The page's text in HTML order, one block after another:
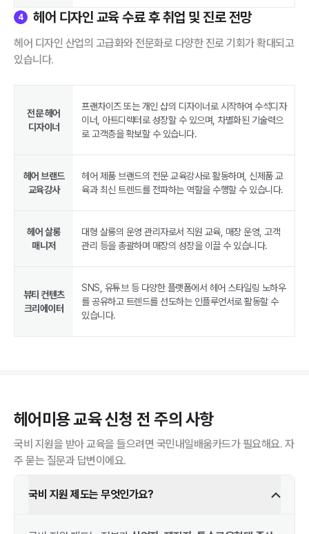
4 헤어 디자인 교육 수료 후 취업 및 진로 전망
헤어 디자인 산업의 고급화와 전문화로 다양한 진로 기회가 확대되고
있습니다.
전문 헤어
디자이너
프랜차이즈 또는 개인 샵의 디자이너로 시작하여 수석디자
이너, 아트디렉터로 성장할 수 있으며, 차별화된 기술력으
로 고객층을 확보할 수 있습니다.
헤어 브랜드
교육강사
헤어 제품 브랜드의 전문 교육강사로 활동하며, 신제품 교
육과 최신 트렌드를 전파하는 역할을 수행할 수 있습니다.
헤어 살롱
매니저
대형 살롱의 운영 관리자로서 직원 교육, 매장 운영, 고객
관리 등을 총괄하며 매장의 성장을 이끌 수 있습니다.
뷰티 컨텐츠
크리에이터
SNS, 유튜브 등 다양한 플랫폼에서 헤어 스타일링 노하우
를 공유하고 트렌드를 선도하는 인플루언서로 활동할 수
있습니다.
헤어미용교육 신청 전 주의 사항
국비 지원을 받아 교육을 들으려면 국민내일배움카드가 필요해요. 자
주 묻는 질문과 답변이에요.
국비 지원 제도는 무엇인가요?